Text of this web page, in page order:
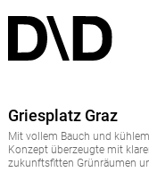
Griesplatz Graz
Mit vollem Bauch und
Konzept überzeugte mit
zukunftsfitten Grünräumen